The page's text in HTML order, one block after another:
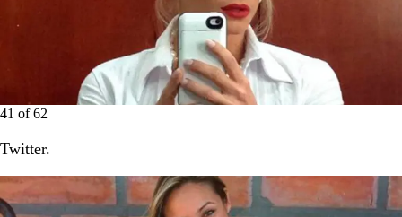
41 of62
Twitter.